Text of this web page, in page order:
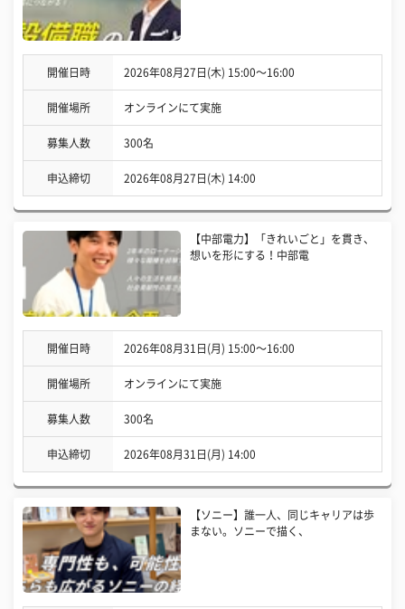
開催日時 2026年08月27日(木) 15:00〜16:00
開催場所 オンラインにて実施
募集人数 300名
申込締切 2026年08月27日(木) 14:00
【中部電力】「きれいごと」を貫き、
想いを形にする！中部電
開催日時 2026年08月31日(月) 15:00〜16:00
開催場所 オンラインにて実施
募集人数 300名
申込締切 2026年08月31日(月) 14:00
【ソニー】誰一人、同じキャリアは歩
まない。ソニーで描く、